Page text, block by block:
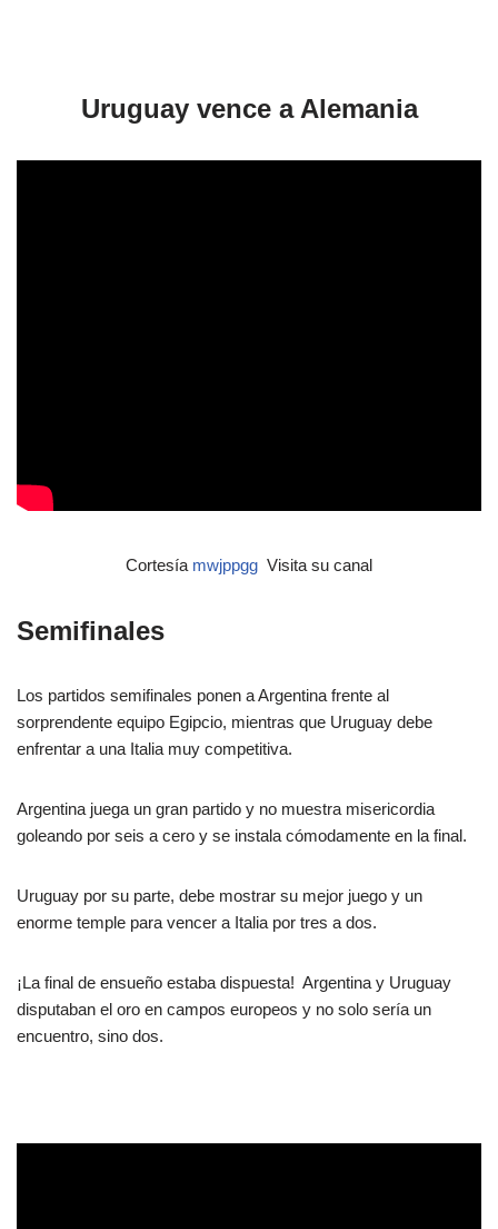
Uruguay vence a Alemania
Cortesía mwjppgg Visita su canal
Semifinales
Los partidos semifinales ponen a Argentina frente al
sorprendente equipo Egipcio, mientras que Uruguay debe
enfrentar a una Italia muy competitiva.
Argentina juega un gran partido y no muestra misericordia
goleando por seis a cero y se instala cómodamente en la final.
Uruguay por su parte, debe mostrar su mejor juego y un
enorme temple para vencer a Italia por tres a dos.
¡La final de ensueño estaba dispuesta! Argentina y Uruguay
disputaban el oro en campos europeos y no solo sería un
encuentro, sino dos.